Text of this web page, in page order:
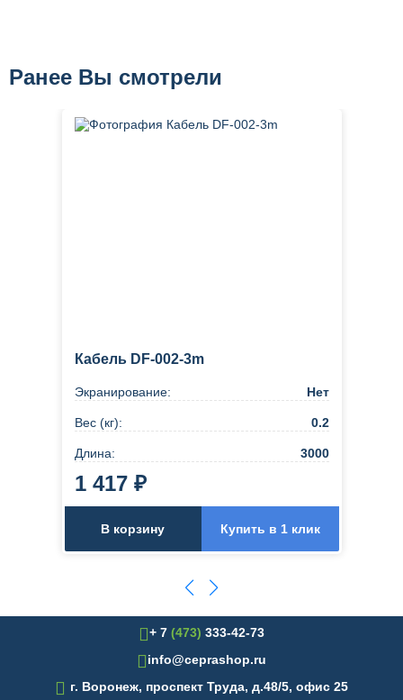
Ранее Вы смотрели
Кабель DF-002-3m
Экранирование: Нет
Вес (кг): 0.2
Длина: 3000
1 417 ₽
В корзину Купить в 1 клик
+ 7 (473) 333-42-73
info@ceprashop.ru
 г. Воронеж, проспект Труда, д.48/5, офис 25